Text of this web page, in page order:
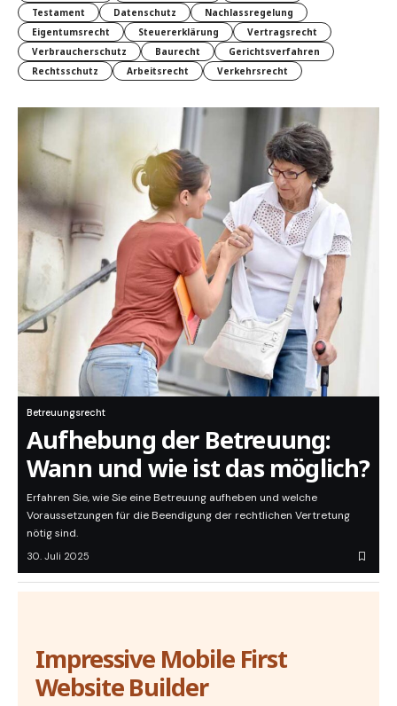
Testament
Datenschutz
Nachlassregelung
Eigentumsrecht
Steuererklärung
Vertragsrecht
Verbraucherschutz
Baurecht
Gerichtsverfahren
Rechtsschutz
Arbeitsrecht Verkehrsrecht
Betreuungsrecht
Aufhebung der Betreuung:
Wann und wie ist das möglich?
Erfahren Sie, wie Sie eine Betreuung aufheben und welche
Voraussetzungen für die Beendigung der rechtlichen Vertretung
nötig sind.
30. Juli 2025
Impressive Mobile First
Website Builder